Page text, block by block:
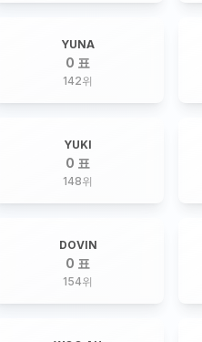
YUNA
0 표
142위
YUKI
0 표
148위
DOVIN
0 표
154위